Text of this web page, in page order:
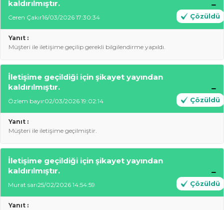
kaldırılmıştır.
Çözüldü
Ceren Çakır16/03/2026 17:30:34
Yanıt :
Müşteri ile iletişime geçilip gerekli bilgilendirme yapıldı.
İletişime geçildiği için şikayet yayından
kaldırılmıştır.
Çözüldü
Özlem bayır02/03/2026 19:02:14
Yanıt :
Müşteri ile iletişime geçilmiştir.
İletişime geçildiği için şikayet yayından
kaldırılmıştır.
Çözüldü
Murat sarı25/02/2026 14:54:59
Yanıt :